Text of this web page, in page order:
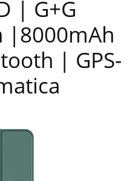
| G+G
|8000mAh
| GPS-